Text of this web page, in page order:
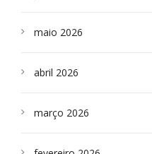
maio 2026
abril 2026
março 2026